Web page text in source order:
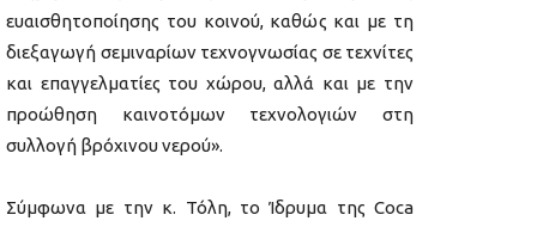
ευαισθητοποίησης του κοινού, καθώς και με τη
διεξαγωγή σεμιναρίων τεχνογνωσίας σε τεχνίτες
και επαγγελματίες του χώρου, αλλά και με την
προώθηση καινοτόμων τεχνολογιών στη
συλλογή βρόχινου νερού».
Σύμφωνα με την κ. Τόλη, το Ίδρυμα της Coca